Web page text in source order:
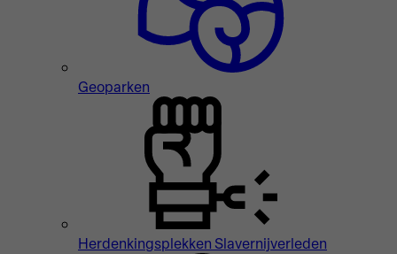
Geoparken
Herdenkingsplekken Slavernijverleden